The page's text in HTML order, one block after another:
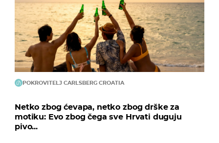
POKROVITELJ CARLSBERG CROATIA
Netko zbog ćevapa, netko zbog drške za
motiku: Evo zbog čega sve Hrvati duguju
pivo...